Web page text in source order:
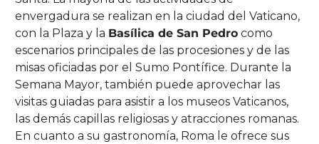
envergadura se realizan en la ciudad del Vaticano,
con la Plaza y la Basílica de San Pedrocomo
escenarios principales de las procesiones y de las
misas oficiadas por el Sumo Pontífice. Durante la
Semana Mayor, también puede aprovechar las
visitas guiadas para asistir a los museos Vaticanos,
las demás capillas religiosas y atracciones romanas.
En cuanto a su gastronomía, Roma le ofrece sus